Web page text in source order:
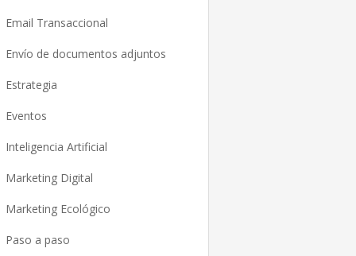
Email Transaccional
Envío de documentos adjuntos
Estrategia
Eventos
Inteligencia Artificial
Marketing Digital
Marketing Ecológico
Paso a paso